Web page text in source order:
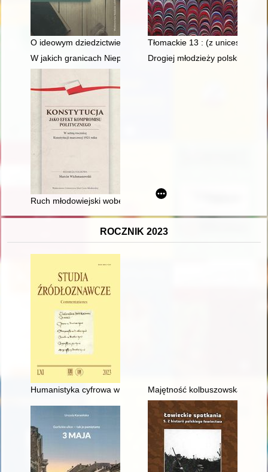
O ideowym dziedzictwie Heleny Radlińskiej : przybliżenia
Tłomackie 13 : (z
W jakich granicach Niepodległa?Drogiej młodzieży polskiej
Ruch młodowiejski wobec uchwalenia i funkcjonowania
ROCZNIK 2023
Humanistyka cyfrowa w badaniach kulturowych - recenzja]
Majętność kolbuszowska w XIX